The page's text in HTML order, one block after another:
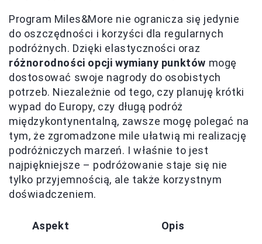
Program Miles&More nie ogranicza się jedynie
do oszczędności i korzyści dla regularnych
podróżnych. Dzięki elastyczności oraz
różnorodności opcji wymiany punktów mogę
dostosować swoje nagrody do osobistych
potrzeb. Niezależnie od tego, czy planuję krótki
wypad do Europy, czy długą podróż
międzykontynentalną, zawsze mogę polegać na
tym, że zgromadzone mile ułatwią mi realizację
podróżniczych marzeń. I właśnie to jest
najpiękniejsze – podróżowanie staje się nie
tylko przyjemnością, ale także korzystnym
doświadczeniem.
Aspekt Opis